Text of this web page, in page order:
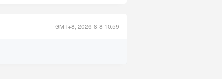
GMT+8, 2026-8-8 10:59